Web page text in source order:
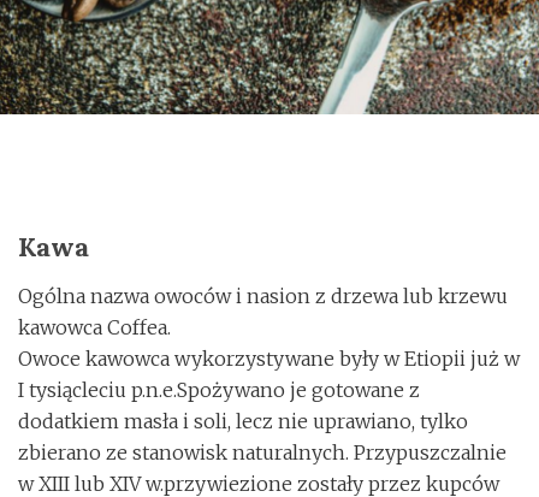
o
n
Kawa
Ogólna nazwa owoców i nasion z drzewa lub krzewu
kawowca Coffea.
Owoce kawowca wykorzystywane były w Etiopii już w
I tysiącleciu p.n.e.Spożywano je gotowane z
dodatkiem masła i soli, lecz nie uprawiano, tylko
zbierano ze stanowisk naturalnych. Przypuszczalnie
w XIII lub XIV w.przywiezione zostały przez kupców